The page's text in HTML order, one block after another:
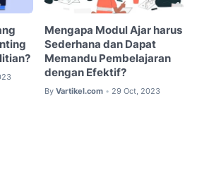
Mengapa Modul Ajar harus
Sederhana dan Dapat
Memandu Pembelajaran
dengan Efektif?
By Vartikel.com • 29 Oct, 2023